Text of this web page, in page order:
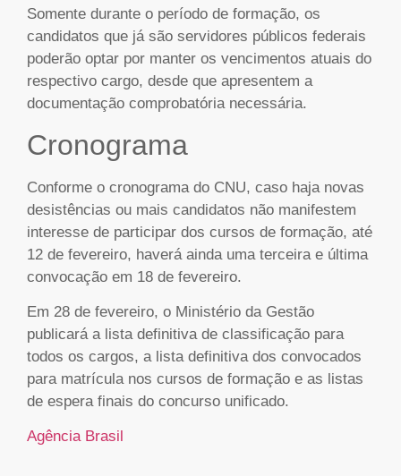
Somente durante o período de formação, os
candidatos que já são servidores públicos federais
poderão optar por manter os vencimentos atuais do
respectivo cargo, desde que apresentem a
documentação comprobatória necessária.
Cronograma
Conforme o cronograma do CNU, caso haja novas
desistências ou mais candidatos não manifestem
interesse de participar dos cursos de formação, até
12 de fevereiro, haverá ainda uma terceira e última
convocação em 18 de fevereiro.
Em 28 de fevereiro, o Ministério da Gestão
publicará a lista definitiva de classificação para
todos os cargos, a lista definitiva dos convocados
para matrícula nos cursos de formação e as listas
de espera finais do concurso unificado.
Agência Brasil